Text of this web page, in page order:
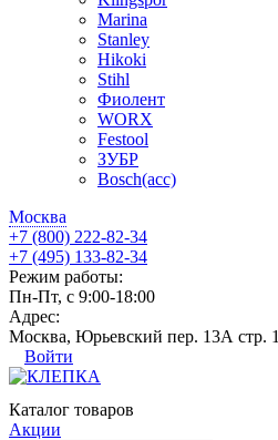
Marina
Stanley
Hikoki
Stihl
Фиолент
WORX
Festool
ЗУБР
Bosch(acc)
Москва
+7 (800) 222-82-34
+7 (495) 133-82-34
Режим работы:
Пн-Пт, с 9:00-18:00
Адрес:
Москва, Юрьевский пер. 13А стр. 1
Войти
Каталог товаров
Акции